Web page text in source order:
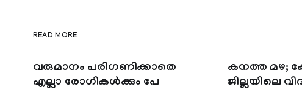
READ MORE
വരുമാനം പരിഗണിക്കാതെ
എല്ലാ രോഗികൾക്കും പേ
കനത്ത മഴ;
ജില്ലയിലെ